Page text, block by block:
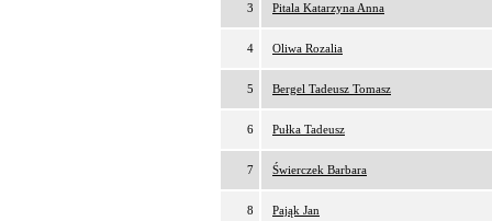
3 Pitala Katarzyna Anna
4 Oliwa Rozalia
5 Bergel Tadeusz Tomasz
6 Pułka Tadeusz
7 Świerczek Barbara
8 Pająk Jan